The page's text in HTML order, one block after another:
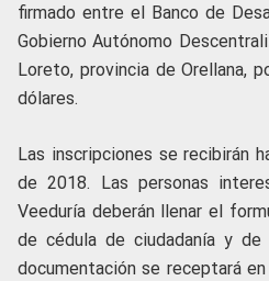
firmado entre el Banco de
Gobierno Autónomo
Loreto, provincia de Orellana,
dólares.
Las inscripciones se recibirán
de 2018. Las personas
Veeduría deberán llenar el
de cédula de ciudadanía y
documentación se receptará